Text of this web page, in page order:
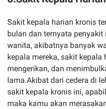
Sakit kepala harian kronis
bulan dan ternyata
wanita, akibatnya banyak
kepala mereka, sakit
mengerikan, dan
lama.Akibat dari cedera di
sakit kepala kronis ini,
maka kamu akan